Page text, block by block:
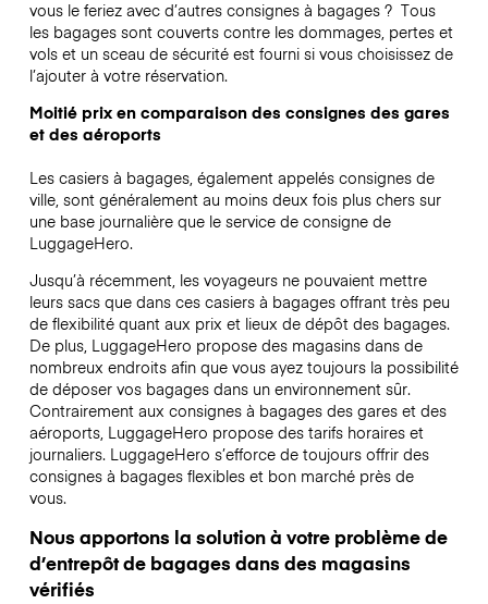
vous le feriez avec d’autres consignes à bagages ? Tous
les bagages sont couverts contre les dommages, pertes et
vols et un sceau de sécurité est fourni si vous choisissez de
l’ajouter à votre réservation.
Moitié prix en comparaison des consignes des gares
et des aéroports
Les casiers à bagages, également appelés consignes de
ville, sont généralement au moins deux fois plus chers sur
une base journalière que le service de consigne de
LuggageHero.
Jusqu’à récemment, les voyageurs ne pouvaient mettre
leurs sacs que dans ces casiers à bagages offrant très peu
de flexibilité quant aux prix et lieux de dépôt des bagages.
De plus, LuggageHero propose des magasins dans de
nombreux endroits afin que vous ayez toujours la possibilité
de déposer vos bagages dans un environnement sûr.
Contrairement aux consignes à bagages des gares et des
aéroports, LuggageHero propose des tarifs horaires et
journaliers. LuggageHero s’efforce de toujours offrir des
consignes à bagages flexibles et bon marché près de
vous.
Nous apportons la solution à votre problème de
d’entrepôt de bagages dans des magasins
vérifiés